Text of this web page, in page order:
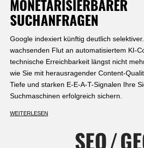
MONETARISIERBARER
SUCHANFRAGEN
Google indexiert künftig deutlich
wachsenden Flut an automatisiertem KI-
technische Erreichbarkeit längst nicht
wie Sie mit herausragender Content-
Tiefe und starken E-E-A-T-Signalen Ihre
Suchmaschinen erfolgreich sichern.
WEITERLESEN